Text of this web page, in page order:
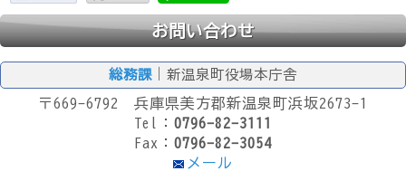
お問い合わせ
総務課 ｜新温泉町役場本庁舎
〒669-6792 兵庫県美方郡新温泉町浜坂2673-1
Tel： 0796-82-3111
Fax： 0796-82-3054
メール